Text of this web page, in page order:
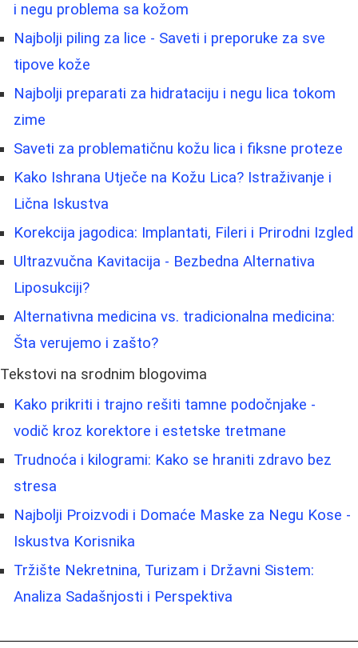
i negu problema sa kožom
Najbolji piling za lice - Saveti i preporuke za sve
tipove kože
Najbolji preparati za hidrataciju i negu lica tokom
zime
Saveti za problematičnu kožu lica i fiksne proteze
Kako Ishrana Utječe na Kožu Lica? Istraživanje i
Lična Iskustva
Korekcija jagodica: Implantati, Fileri i Prirodni Izgled
Ultrazvučna Kavitacija - Bezbedna Alternativa
Liposukciji?
Alternativna medicina vs. tradicionalna medicina:
Šta verujemo i zašto?
Tekstovi na srodnim blogovima
Kako prikriti i trajno rešiti tamne podočnjake -
vodič kroz korektore i estetske tretmane
Trudnoća i kilogrami: Kako se hraniti zdravo bez
stresa
Najbolji Proizvodi i Domaće Maske za Negu Kose -
Iskustva Korisnika
Tržište Nekretnina, Turizam i Državni Sistem:
Analiza Sadašnjosti i Perspektiva